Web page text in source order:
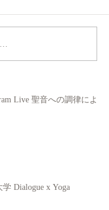
Live 聖音への調律によ
学 Dialogue x Yoga